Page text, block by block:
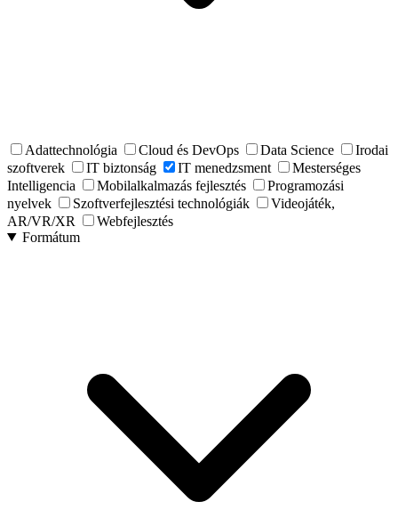
Adattechnológia Cloud és DevOps Data Science
Irodai
szoftverek
IT biztonság IT menedzsment
Mesterséges
Intelligencia
Mobilalkalmazás fejlesztés
Programozási
nyelvek
Szoftverfejlesztési technológiák
Videojáték,
AR/VR/XR
Webfejlesztés
Formátum